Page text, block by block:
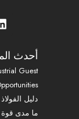
أحدث
Guest
دليل
ما مدى قوة